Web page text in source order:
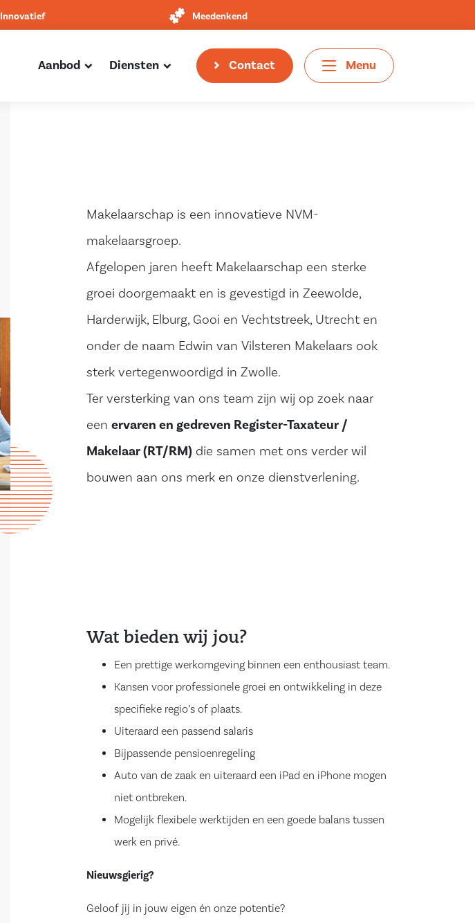
Innovatief Meedenkend
Aanbod Diensten Contact Menu
Makelaarschap is een innovatieve NVM-
makelaarsgroep.
Afgelopen jaren heeft Makelaarschap een sterke
groei doorgemaakt en is gevestigd in Zeewolde,
Harderwijk, Elburg, Gooi en Vechtstreek, Utrecht en
onder de naam Edwin van Vilsteren Makelaars ook
sterk vertegenwoordigd in Zwolle.
Ter versterking van ons team zijn wij op zoek naar
een ervaren en gedreven Register-Taxateur /
Makelaar (RT/RM) die samen met ons verder wil
bouwen aan ons merk en onze dienstverlening.
Wat bieden wij jou?
Een prettige werkomgeving binnen een enthousiast team.
Kansen voor professionele groei en ontwikkeling in deze
specifieke regio’s of plaats.
Uiteraard een passend salaris
Bijpassende pensioenregeling
Auto van de zaak en uiteraard een iPad en iPhone mogen
niet ontbreken.
Mogelijk flexibele werktijden en een goede balans tussen
werk en privé.
Nieuwsgierig?
Geloof jij in jouw eigen én onze potentie?